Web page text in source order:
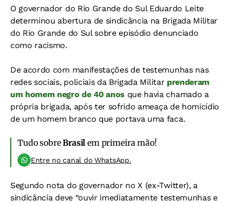
O governador do Rio Grande do Sul Eduardo Leite
determinou abertura de sindicância na Brigada Militar
do Rio Grande do Sul sobre episódio denunciado
como racismo.
De acordo com manifestações de testemunhas nas
redes sociais, policiais da Brigada Militar prenderam
um homem negro de 40 anos que havia chamado a
própria brigada, após ter sofrido ameaça de homicídio
de um homem branco que portava uma faca.
Tudo sobreBrasil em primeira mão!
Entre no canal do WhatsApp.
Segundo nota do governador no X (ex-Twitter), a
sindicância deve “ouvir imediatamente testemunhas e